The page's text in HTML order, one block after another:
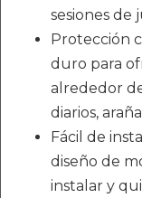
sesiones de
Protección
duro para
alrededor
diarios,
Fácil de
diseño de
instalar y